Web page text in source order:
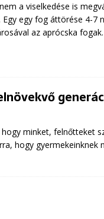
a viselkedése is
egy fog áttörése 4-7
az aprócska
minket, felnőtteket
hogy gyermekeinknek